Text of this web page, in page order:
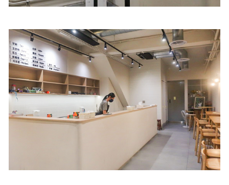
個人著作
活動實況記錄
媒體報導一覽
合作與代言
訂閱電子報